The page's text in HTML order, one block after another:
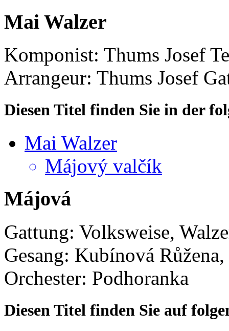
Mai Walzer
Komponist: Thums Josef
Arrangeur: Thums Josef
Diesen Titel finden Sie in der
Mai Walzer
Májový valčík
Májová
Gattung: Volksweise,
Gesang: Kubínová
Orchester: Podhoranka
Diesen Titel finden Sie auf